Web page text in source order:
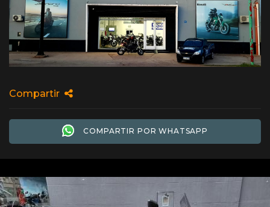
Compartir
COMPARTIR POR WHATSAPP